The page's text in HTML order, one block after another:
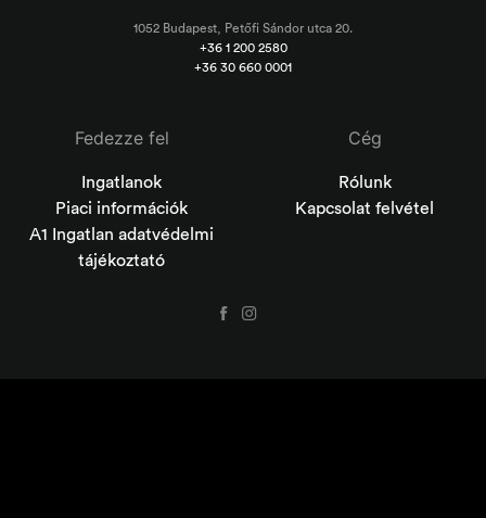
1052 Budapest, Petőfi Sándor utca 20.
+36 1 200 2580
+36 30 660 0001
Fedezze fel
Ingatlanok
Piaci információk
A1 Ingatlan adatvédelmi
tájékoztató
Cég
Rólunk
Kapcsolat felvétel